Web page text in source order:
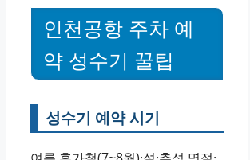
인천공항 주차 예
약 성수기 꿀팁
성수기 예약 시기